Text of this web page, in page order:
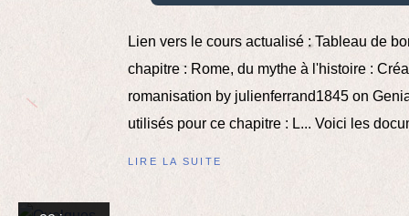
Lien vers le cours actualisé : Tableau de
chapitre : Rome, du mythe à l'histoire :
romanisation by julienferrand1845 on
utilisés pour ce chapitre : L... Voici les
LIRE LA SUITE